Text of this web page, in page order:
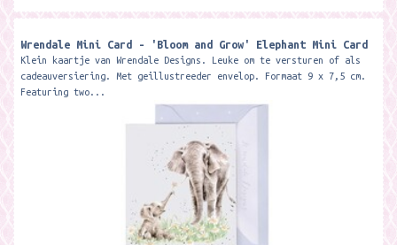
Wrendale Mini Card - 'Bloom and Grow' Elephant Mini Card ​
Klein kaartje van Wrendale Designs. Leuke om te versturen of als
cadeauversiering. Met geillustreeder envelop. Formaat 9 x 7,5 cm.
Featuring two...